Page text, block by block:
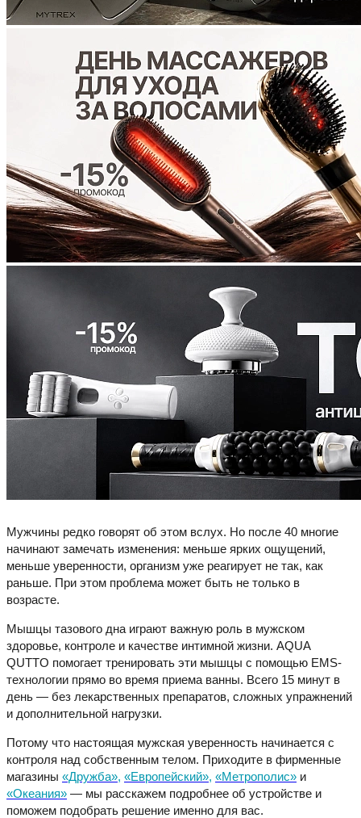
Мужчины редко говорят об этом вслух. Но после 40 многие
начинают замечать изменения: меньше ярких ощущений,
меньше уверенности, организм уже реагирует не так, как
раньше. При этом проблема может быть не только в
возрасте.
Мышцы тазового дна играют важную роль в мужском
здоровье, контроле и качестве интимной жизни. AQUA
QUTTO помогает тренировать эти мышцы с помощью EMS-
технологии прямо во время приема ванны. Всего 15 минут в
день — без лекарственных препаратов, сложных упражнений
и дополнительной нагрузки.
Потому что настоящая мужская уверенность начинается с
контроля над собственным телом. Приходите в фирменные
магазины «Дружба», «Европейский», «Метрополис» и
«Океания» — мы расскажем подробнее об устройстве и
поможем подобрать решение именно для вас.